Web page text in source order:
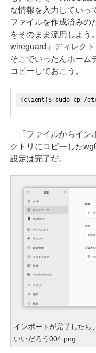
な情報を入力していっ
ファイルを作成済みの
をそのまま流用しよう
wireguard」ディレク
そこでいったんホーム
コピーしておこう。
(client)$ sudo cp /
「ファイルからイン
クトリにコピーした
設定は完了だ。
インポートが完了したら
いいだろう004.png